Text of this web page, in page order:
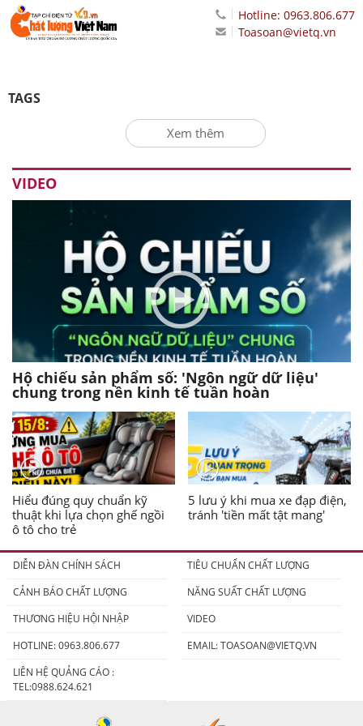
Hotline: 0963.806.677
Toasoan@vietq.vn
TAGS
Xem thêm
VIDEO
Hộ chiếu sản phẩm số: 'Ngôn ngữ dữ liệu'
chung trong nền kinh tế tuần hoàn
Hiểu đúng quy chuẩn kỹ
thuật khi lựa chọn ghế ngồi
ô tô cho trẻ
5 lưu ý khi mua xe đạp điện,
tránh 'tiền mất tật mang'
DIỄN ĐÀN CHÍNH SÁCH
TIÊU CHUẨN CHẤT LƯỢNG
CẢNH BÁO CHẤT LƯỢNG
NĂNG SUẤT CHẤT LƯỢNG
THƯƠNG HIỆU HỘI NHẬP
VIDEO
HOTLINE: 0963.806.677
EMAIL:TOASOAN@VIETQ.VN
LIÊN HỆ QUẢNG CÁO :
TEL:0988.624.621